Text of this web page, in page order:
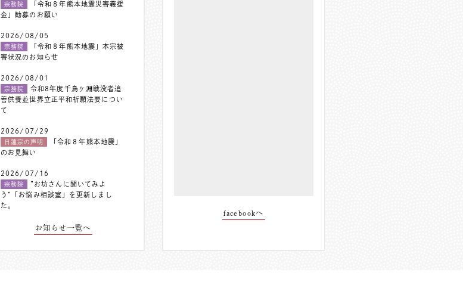
宗務院
「令和８年熊本地震災害義援
金」勧募のお願い
2026/08/05
宗務院
「令和８年熊本地震」本宗被
害状況のお知らせ
2026/08/01
宗務院
令和8年度千鳥ヶ淵戦没者追
善供養並世界立正平和祈願法要につい
て
2026/07/29
日蓮宗の声明
「令和８年熊本地震」
のお見舞い
2026/07/16
宗務院
”お坊さんに聞いてみよ
う”「お悩み相談室」を更新しまし
た。
お知らせ一覧へ
facebookへ